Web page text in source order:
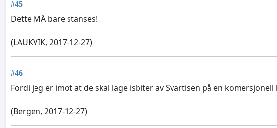
#45
Dette MÅ bare stanses!
(LAUKVIK, 2017-12-27)
#46
Fordi jeg er imot at de skal lage isbiter av Svartisen på en komersjonell
(Bergen, 2017-12-27)